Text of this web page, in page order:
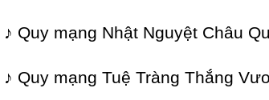
♪ Quy mạng Nhật Nguyệt Châu
♪ Quy mạng Tuệ Tràng Thắng